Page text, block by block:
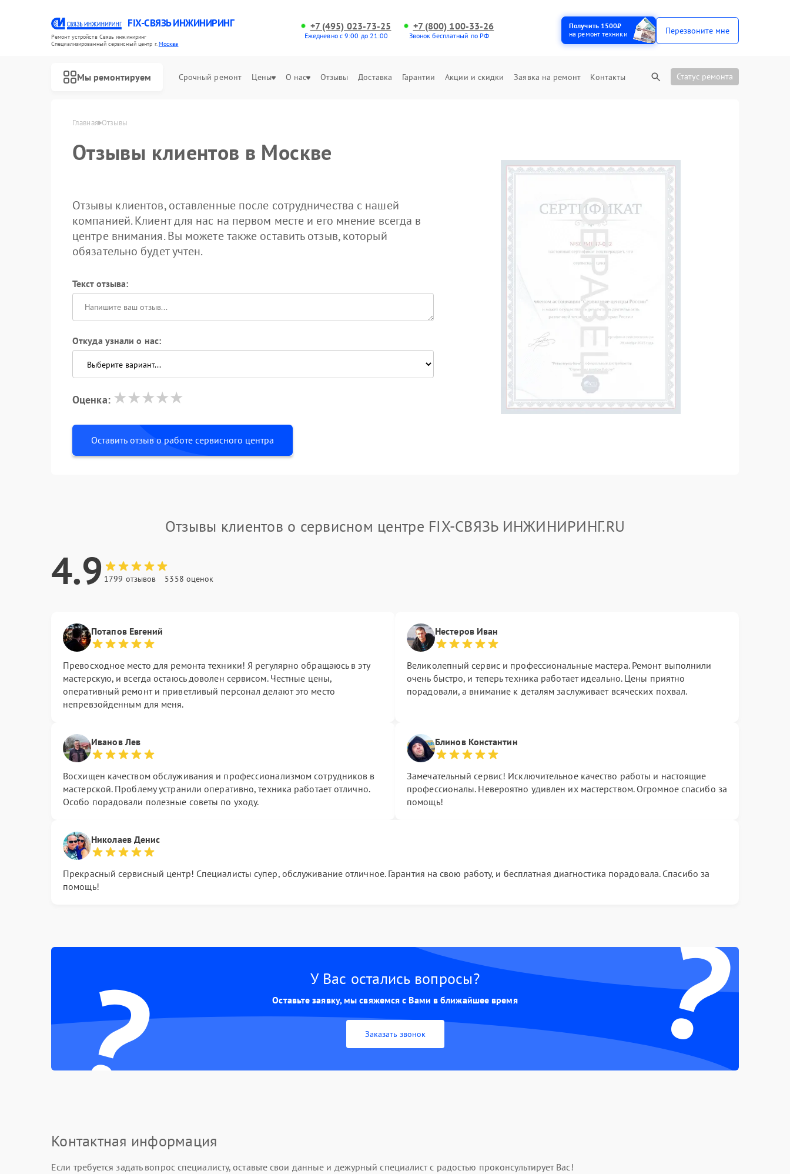
FIX-СВЯЗЬ ИНЖИНИРИНГ
Ремонт устройств Связь инжиниринг
Специализированный cервисный центр г.Москва
+7 (495) 023-73-25
Ежедневно с 9:00 до 21:00
+7 (800) 100-33-26
Звонок бесплатный по РФ
Получить 1500₽
на ремонт техники
Перезвоните мне
Мы ремонтируем Срочный ремонт Цены О нас Отзывы Доставка Гарантии Акции и скидки Заявка на ремонт Контакты Статус ремонта
Главная Отзывы
Отзывы клиентов в Москве
Отзывы клиентов, оставленные после сотрудничества с нашей
компанией. Клиент для нас на первом месте и его мнение всегда в
центре внимания. Вы можете также оставить отзыв, который
обязательно будет учтен.
Текст отзыва:
Откуда узнали о нас:
Оценка:
Оставить отзыв о работе сервисного центра
Отзывы клиентов о сервисном центре FIX-СВЯЗЬ ИНЖИНИРИНГ.RU
4.9 1799 отзывов 5358 оценок
Потапов Евгений
Превосходное место для ремонта техники! Я регулярно обращаюсь в эту
мастерскую, и всегда остаюсь доволен сервисом. Честные цены,
оперативный ремонт и приветливый персонал делают это место
непревзойденным для меня.
Нестеров Иван
Великолепный сервис и профессиональные мастера. Ремонт выполнили
очень быстро, и теперь техника работает идеально. Цены приятно
порадовали, а внимание к деталям заслуживает всяческих похвал.
Иванов Лев
Восхищен качеством обслуживания и профессионализмом сотрудников в
мастерской. Проблему устранили оперативно, техника работает отлично.
Особо порадовали полезные советы по уходу.
Блинов Константин
Замечательный сервис! Исключительное качество работы и настоящие
профессионалы. Невероятно удивлен их мастерством. Огромное спасибо за
помощь!
Николаев Денис
Прекрасный сервисный центр! Специалисты супер, обслуживание отличное. Гарантия на свою работу, и бесплатная диагностика порадовала. Спасибо за
помощь!
? ?
У Вас остались вопросы?
Оставьте заявку, мы свяжемся с Вами в ближайшее время
Заказать звонок
Контактная информация
Если требуется задать вопрос специалисту, оставьте свои данные и дежурный специалист с радостью проконсультирует Вас!